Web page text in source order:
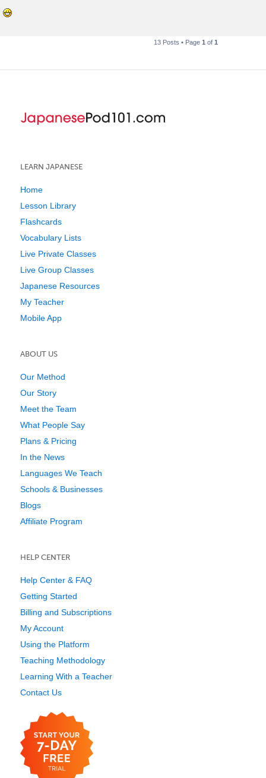
13 Posts • Page 1 of 1
LEARN JAPANESE
Home
Lesson Library
Flashcards
Vocabulary Lists
Live Private Classes
Live Group Classes
Japanese Resources
My Teacher
Mobile App
ABOUT US
Our Method
Our Story
Meet the Team
What People Say
Plans & Pricing
In the News
Languages We Teach
Schools & Businesses
Blogs
Affiliate Program
HELP CENTER
Help Center & FAQ
Getting Started
Billing and Subscriptions
My Account
Using the Platform
Teaching Methodology
Learning With a Teacher
Contact Us